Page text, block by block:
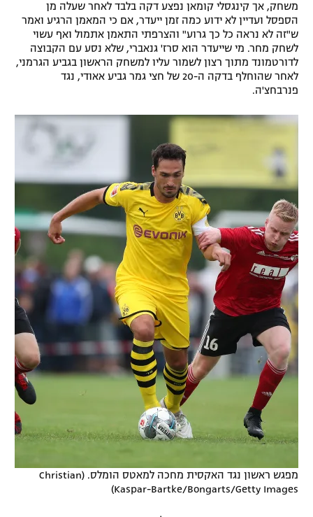
תגיות
המגזין
משחק, אך קינגסלי קומאן נפצע דקה בלבד לאחר שעלה מן
הספסל ועדיין לא ידוע כמה זמן ייעדר, אם כי המאמן הרגיע ואמר
ש"זה לא נראה כל כך גרוע" והצרפתי התאמן אתמול ואף עשוי
לשחק מחר. מי שייעדר הוא סרז' גנאברי, שלא נסע עם הקבוצה
לדורטמונד מתוך רצון לשמור עליו למשחק הראשון בגביע הגרמני,
לאחר שהוחלף בדקה ה-20 של חצי גמר גביע אאודי, נגד
פנרבחצ'ה.
מפגש ראשון נגד האקסית מחכה למאטס הומלס. (Christian
Kaspar-Bartke/Bongarts/Getty Images)